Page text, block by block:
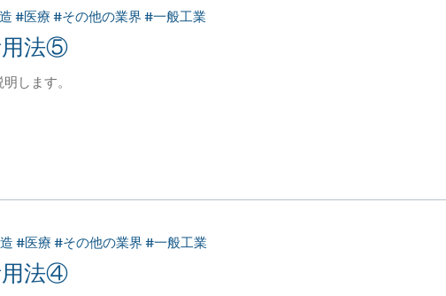
#医療 #その他の業界 #一般工業
用法⑤
します。
#医療 #その他の業界 #一般工業
用法④